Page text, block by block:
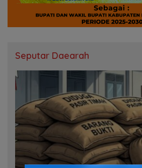
Seputar Daearah